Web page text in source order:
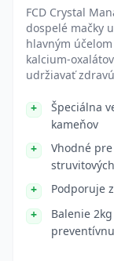
FCD Crystal
dospelé mačky
hlavným
kalcium-
udržiavať
Špeciálna
kameňov
Vhodné
Podporuje
Balenie